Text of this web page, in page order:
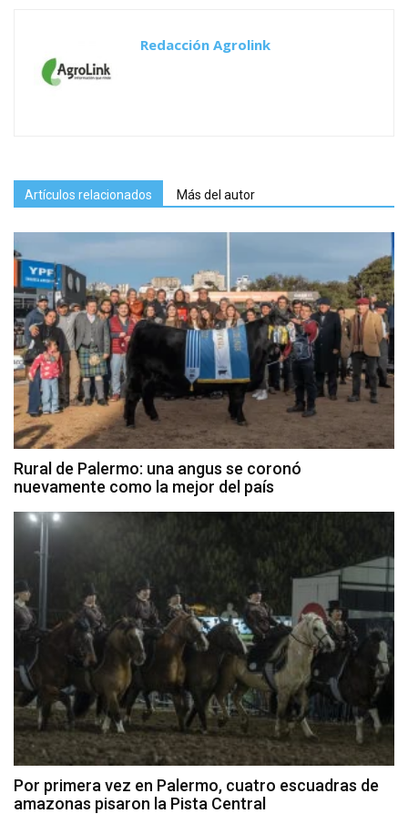
Redacción Agrolink
Artículos relacionados Más del autor
Rural de Palermo: una angus se coronó
nuevamente como la mejor del país
Por primera vez en Palermo, cuatro escuadras de
amazonas pisaron la Pista Central